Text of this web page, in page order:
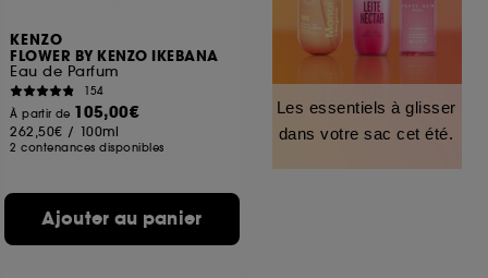
KENZO
FLOWER BY KENZO IKEBANA
Eau de Parfum
154
À partir de 105,00€
262,50€ / 100ml
2 contenances disponibles
Ajouter au panier
Les essentiels à glisser
dans votre sac cet été.